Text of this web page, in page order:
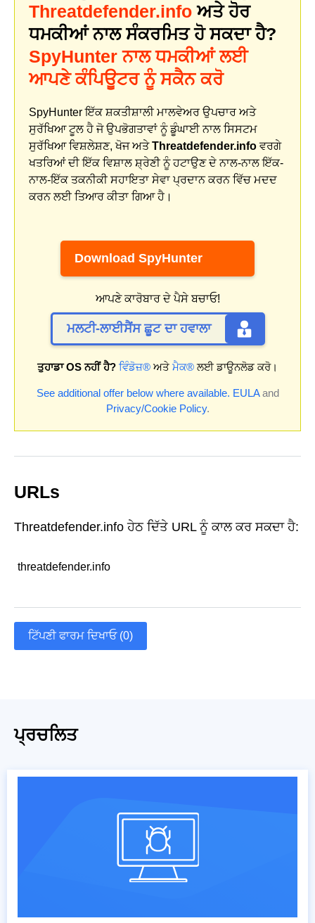
Threatdefender.info ਅਤੇ ਹੋਰ
ਧਮਕੀਆਂ ਨਾਲ ਸੰਕਰਮਿਤ ਹੋ ਸਕਦਾ ਹੈ?
SpyHunter ਨਾਲ ਧਮਕੀਆਂ ਲਈ
ਆਪਣੇ ਕੰਪਿਊਟਰ ਨੂੰ ਸਕੈਨ ਕਰੋ
SpyHunter ਇੱਕ ਸ਼ਕਤੀਸ਼ਾਲੀ ਮਾਲਵੇਅਰ ਉਪਚਾਰ ਅਤੇ
ਸੁਰੱਖਿਆ ਟੂਲ ਹੈ ਜੋ ਉਪਭੋਗਤਾਵਾਂ ਨੂੰ ਡੂੰਘਾਈ ਨਾਲ ਸਿਸਟਮ
ਸੁਰੱਖਿਆ ਵਿਸ਼ਲੇਸ਼ਣ, ਖੋਜ ਅਤੇThreatdefender.info ਵਰਗੇ
ਖਤਰਿਆਂ ਦੀ ਇੱਕ ਵਿਸ਼ਾਲ ਸ਼੍ਰੇਣੀ ਨੂੰ ਹਟਾਉਣ ਦੇ ਨਾਲ-ਨਾਲ ਇੱਕ-
ਨਾਲ-ਇੱਕ ਤਕਨੀਕੀ ਸਹਾਇਤਾ ਸੇਵਾ ਪ੍ਰਦਾਨ ਕਰਨ ਵਿੱਚ ਮਦਦ
ਕਰਨ ਲਈ ਤਿਆਰ ਕੀਤਾ ਗਿਆ ਹੈ।
Download SpyHunter
ਆਪਣੇ ਕਾਰੋਬਾਰ ਦੇ ਪੈਸੇ ਬਚਾਓ!
ਮਲਟੀ-ਲਾਈਸੈਂਸ ਛੂਟ ਦਾ ਹਵਾਲਾ
ਤੁਹਾਡਾ OS ਨਹੀਂ ਹੈ? ਵਿੰਡੋਜ਼® ਅਤੇ ਮੈਕ® ਲਈ ਡਾਊਨਲੋਡ ਕਰੋ।
See additional offer below where available. EULAand
Privacy/Cookie Policy.
URLs
Threatdefender.info ਹੇਠ ਦਿੱਤੇ URL ਨੂੰ ਕਾਲ ਕਰ ਸਕਦਾ ਹੈ:
threatdefender.info
ਟਿੱਪਣੀ ਫਾਰਮ ਦਿਖਾਓ (0)
ਪ੍ਰਚਲਿਤ